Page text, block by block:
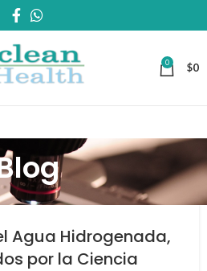
0 $0
Agua Hidrogenada,
por la Ciencia